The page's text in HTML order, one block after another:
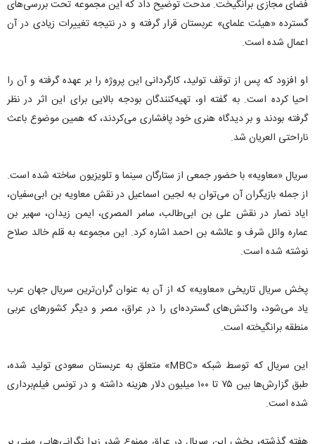
فضای مجازی برانگیخت. مدحت توضیح داد که این مجموعه تحت بررسی‌های
گسترده «هیئت علمای» عربستان قرار گرفته و در نتیجه تغییرات زیادی در آن
اعمال شده است.
او افزود که پس از توقف تولید، کارگردانی این پروژه را بر عهده گرفته و آن را
احیا کرده است. به گفته او، تهیه‌کنندگان بودجه بالایی برای این اثر در نظر
گرفته بودند و بر دیدگاه هنری خود پافشاری می‌کردند، که همین موضوع باعث
ناراحتی العریان شد.
سریال «معاویه» با حضور جمعی از ستارگان سینما و تلویزیون ساخته شده است.
از جمله بازیگران آن می‌توان به لجین اسماعیل در نقش معاویه بن ابی‌سفیان،
ایاد نصار در نقش علی بن ابی‌طالب، سامر المصری، ایمن زیدان، سهیر بن
عماره وائل شرف و عائشه بن احمد اشاره کرد. این مجموعه به قلم خالد صلاح
نوشته شده است.
پخش سریال تاریخی «معاویه» که از آن به عنوان گران‌ترین سریال جهان عرب
یاد می‌شود، واکنش‌های گسترده‌ای را در عراق، مصر و دیگر کشور‌های عربی
منطقه برانگیخته است.
این سریال که توسط شبکه «MBC» متعلق به عربستان سعودی تولید شده،
طبق گزارش‌ها بین ۷۵ تا ۱۰۰ میلیون دلار هزینه داشته و در تونس فیلم‌برداری
شده است.